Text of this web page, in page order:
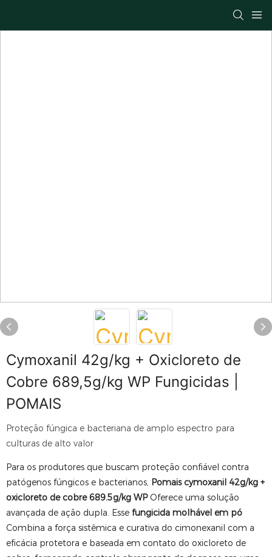
Cymoxanil 42g/kg + Oxicloreto de
Cobre 689,5g/kg WP Fungicidas |
POMAIS
Proteção fúngica e bacteriana de amplo espectro para
culturas de alto valor
Para os produtores que buscam proteção confiável contra
patógenos fúngicos e bacterianos, Pomais cymoxanil 42g/kg +
oxicloreto de cobre 689.5g/kg WPOferece uma solução
avançada de ação dupla. Esse fungicida molhável em pó
Combina a força sistêmica e curativa do cimonexanil com a
eficácia protetora e baseada em contato do oxicloreto de